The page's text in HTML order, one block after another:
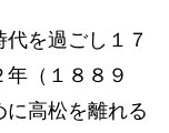
を過ごし１７
（１８８９
高松を離れる